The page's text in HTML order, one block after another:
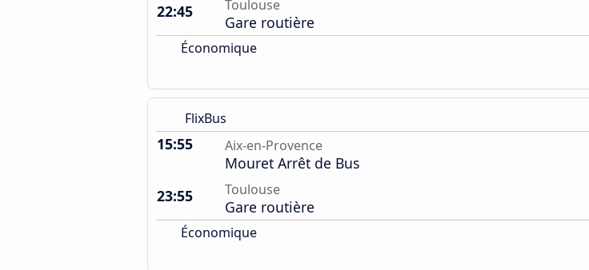
22:45 Toulouse
Gare routière
Économique
FlixBus
15:55 Aix-en-Provence
Mouret Arrêt de Bus
23:55
Toulouse
Gare routière
Économique